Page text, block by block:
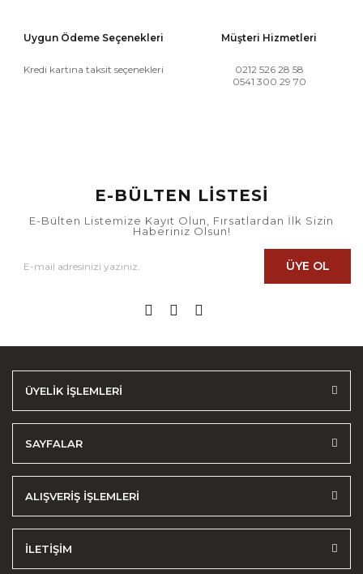
Uygun Ödeme Seçenekleri
Kredi kartına taksit seçenekleri
Müşteri Hizmetleri
0212 526 28 58
0541 300 29 70
E-BÜLTEN LİSTESİ
E-Bülten Listemize Kayıt Olun, Fırsatlardan İlk Sizin
Haberiniz Olsun!
ÜYE OL
ÜYELİK İŞLEMLERİ
SAYFALAR
ALIŞVERİŞ İŞLEMLERİ
İLETİŞİM